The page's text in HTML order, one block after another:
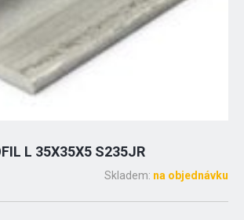
L 35X35X5 S235JR
Skladem: na objednávku